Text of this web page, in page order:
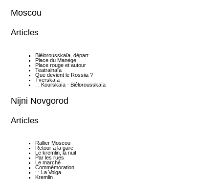
Moscou
Articles
Biélorousskaïa, départ
Place du Manège
Place rouge et autour
Teatralnaïa
Que devient le Rossiia ?
Tverskaïa
: : Kourskaïa - Biélorousskaïa
Nijni Novgorod
Articles
Rallier Moscou
Retour à la gare
Le kremlin, la nuit
Par les rues
Le marché
Commémoration
: : La Volga
Kremlin